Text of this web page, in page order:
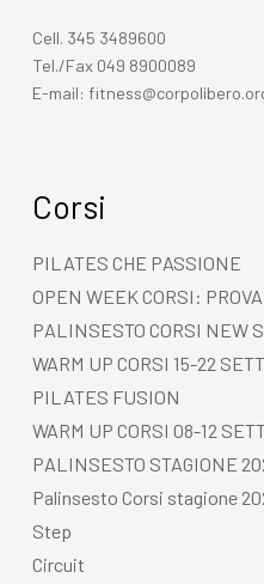
Cell. 345 3489600
Tel./Fax 049 8900089
E-mail:
Corsi
PILATES CHE PASSIONE
OPEN WEEK CORSI:
PALINSESTO CORSI NEW
WARM UP CORSI 15-22
PILATES FUSION
WARM UP CORSI 08-12
PALINSESTO STAGIONE
Palinsesto Corsi stagione
Step
Circuit